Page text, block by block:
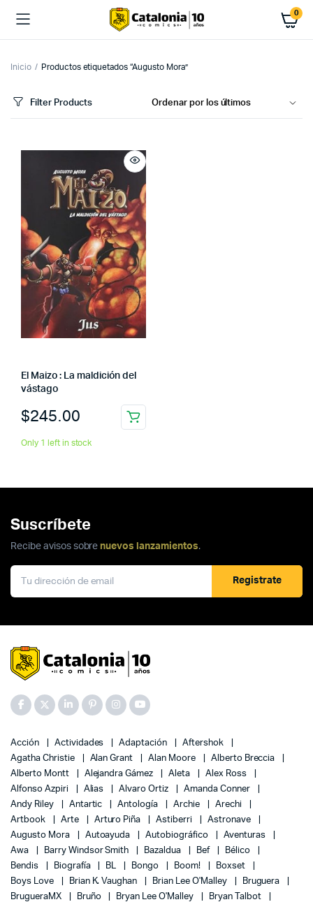
0
Inicio Productos etiquetados “Augusto Mora”
Filter Products
El Maizo : La maldición del
vástago
$245.00
Only 1 left in stock
Suscríbete
Recibe avisos sobre nuevos lanzamientos.
Registrate
Acción Actividades Adaptación
Aftershok
Agatha Christie
Alan Grant Alan Moore
Alberto Breccia
Alberto Montt
Alejandra Gámez Aleta
Alex Ross
Alfonso Azpiri
Alias Alvaro Ortiz
Amanda Conner
Andy Riley
Antartic Antología Archie
Arechi
Artbook
Arte Arturo Piña Astiberri
Astronave
Augusto Mora
Autoayuda Autobiográfico
Aventuras
Awa
Barry Windsor Smith Bazaldua Bef
Bélico
Bendis
Biografía BL Bongo Boom!
Boxset
Boys Love
Brian K. Vaughan Brian Lee O'Malley
Bruguera
BrugueraMX
Bruño Bryan Lee O'Malley
Bryan Talbot